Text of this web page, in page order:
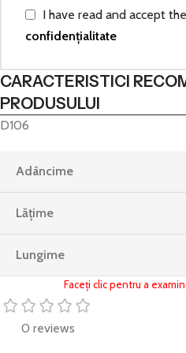
I have read and accept the
confidențialitate
CARACTERISTICI
PRODUSULUI
D106
Adâncime
Lățime
Lungime
Faceți clic pentru a
0 reviews